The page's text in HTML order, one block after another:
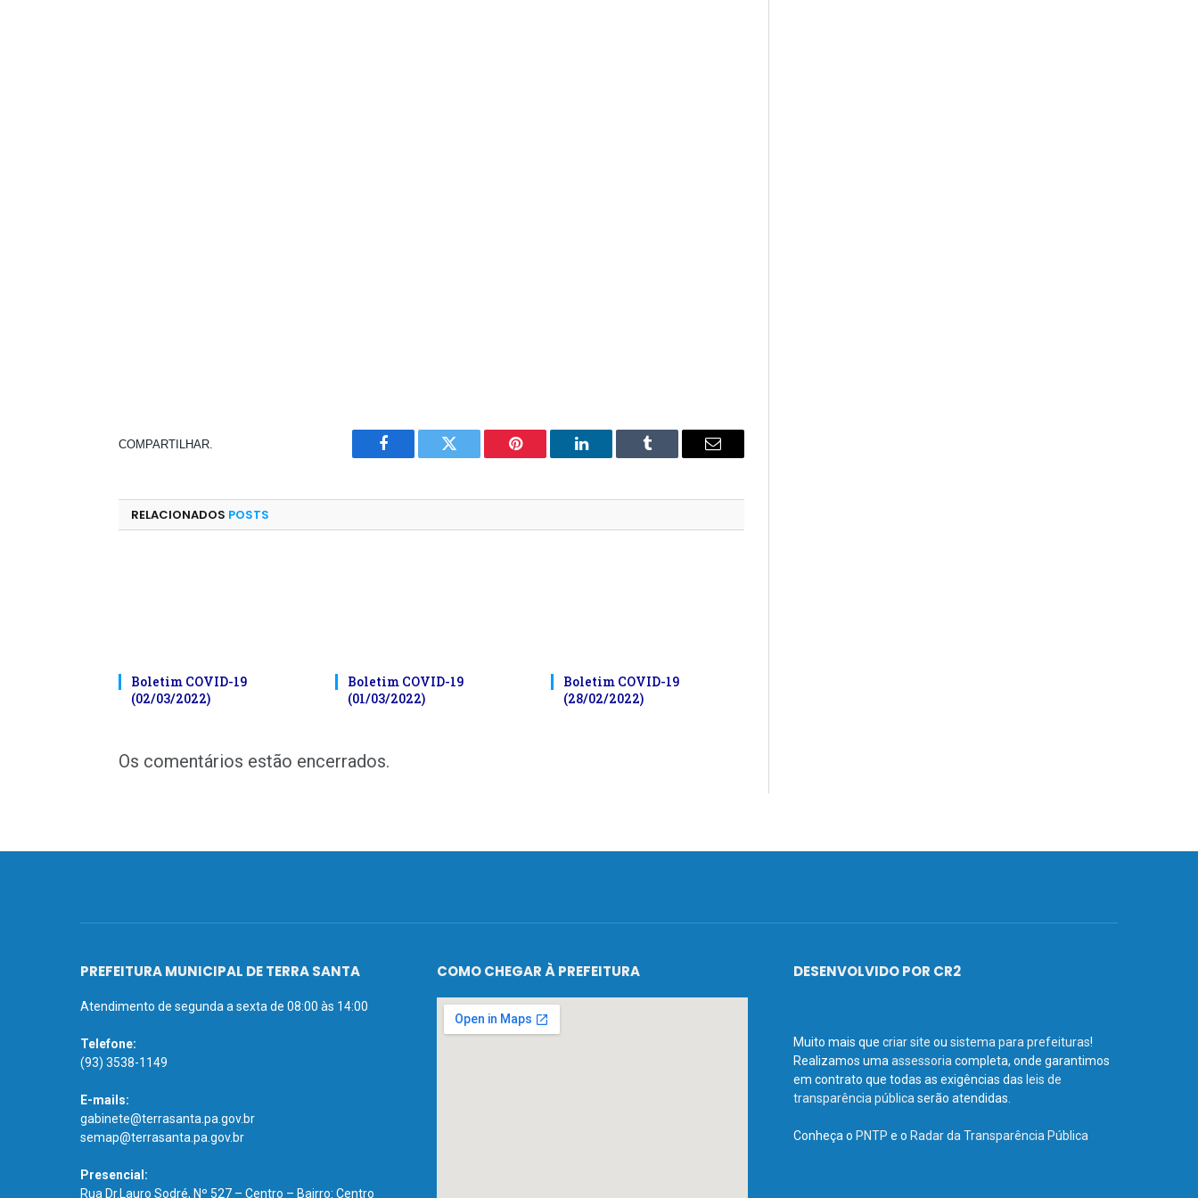
COMPARTILHAR.
Facebook Twitter Pinterest LinkedIn Tumblr
E-
RELACIONADOS POSTS
Boletim COVID-19
(02/03/2022)
Boletim COVID-19
(01/03/2022)
Boletim COVID-19
(28/02/2022)
Os comentários estão encerrados.
PREFEITURA MUNICIPAL DE TERRA SANTA
Atendimento de segunda a sexta de 08:00 às 14:00
Telefone:
(93) 3538-1149
E-mails:
gabinete@terrasanta.pa.gov.br
semap@terrasanta.pa.gov.br
Presencial:
Rua Dr.Lauro Sodré, Nº 527 – Centro – Bairro: Centro
COMO CHEGAR À PREFEITURA DESENVOLVIDO POR CR2
Muito mais que criar site ou sistema para prefeituras!
Realizamos uma assessoria completa, onde garantimos
em contrato que todas as exigências das leis de
transparência pública serão atendidas.
Conheça o PNTP e o Radar da Transparência Pública